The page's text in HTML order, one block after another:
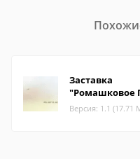
Заставка
"Ромашковое
Версия: 1.1 (17.71